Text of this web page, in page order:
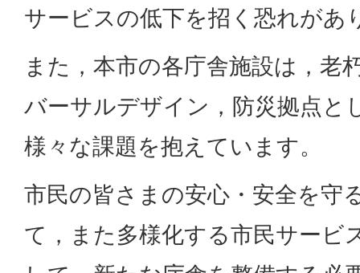
サービスの低下を招く恐れがあ
また，本市の各庁舎施設は，老
バーサルデザイン，防災拠点と
様々な課題を抱えています。
市民の皆さまの安心・安全を守
て，また多様化する市民サービ